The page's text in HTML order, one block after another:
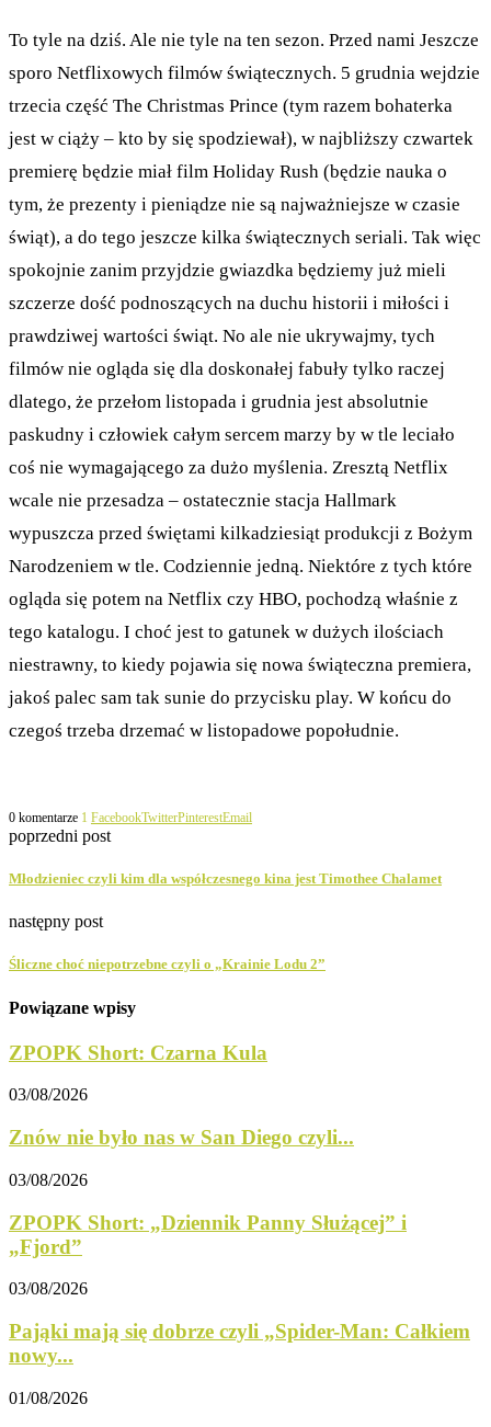
To tyle na dziś. Ale nie tyle na ten sezon. Przed nami Jeszcze
sporo Netflixowych filmów świątecznych. 5 grudnia wejdzie
trzecia część The Christmas Prince (tym razem bohaterka
jest w ciąży – kto by się spodziewał), w najbliższy czwartek
premierę będzie miał film Holiday Rush (będzie nauka o
tym, że prezenty i pieniądze nie są najważniejsze w czasie
świąt), a do tego jeszcze kilka świątecznych seriali. Tak więc
spokojnie zanim przyjdzie gwiazdka będziemy już mieli
szczerze dość podnoszących na duchu historii i miłości i
prawdziwej wartości świąt. No ale nie ukrywajmy, tych
filmów nie ogląda się dla doskonałej fabuły tylko raczej
dlatego, że przełom listopada i grudnia jest absolutnie
paskudny i człowiek całym sercem marzy by w tle leciało
coś nie wymagającego za dużo myślenia. Zresztą Netflix
wcale nie przesadza – ostatecznie stacja Hallmark
wypuszcza przed świętami kilkadziesiąt produkcji z Bożym
Narodzeniem w tle. Codziennie jedną. Niektóre z tych które
ogląda się potem na Netflix czy HBO, pochodzą właśnie z
tego katalogu. I choć jest to gatunek w dużych ilościach
niestrawny, to kiedy pojawia się nowa świąteczna premiera,
jakoś palec sam tak sunie do przycisku play. W końcu do
czegoś trzeba drzemać w listopadowe popołudnie.
0 komentarze 1 FacebookTwitterPinterestEmail
poprzedni post
Młodzieniec czyli kim dla współczesnego kina jest Timothee Chalamet
następny post
Śliczne choć niepotrzebne czyli o „Krainie Lodu 2”
Powiązane wpisy
ZPOPK Short: Czarna Kula
03/08/2026
Znów nie było nas w San Diego czyli...
03/08/2026
ZPOPK Short: „Dziennik Panny Służącej” i
„Fjord”
03/08/2026
Pająki mają się dobrze czyli „Spider-Man: Całkiem
nowy...
01/08/2026